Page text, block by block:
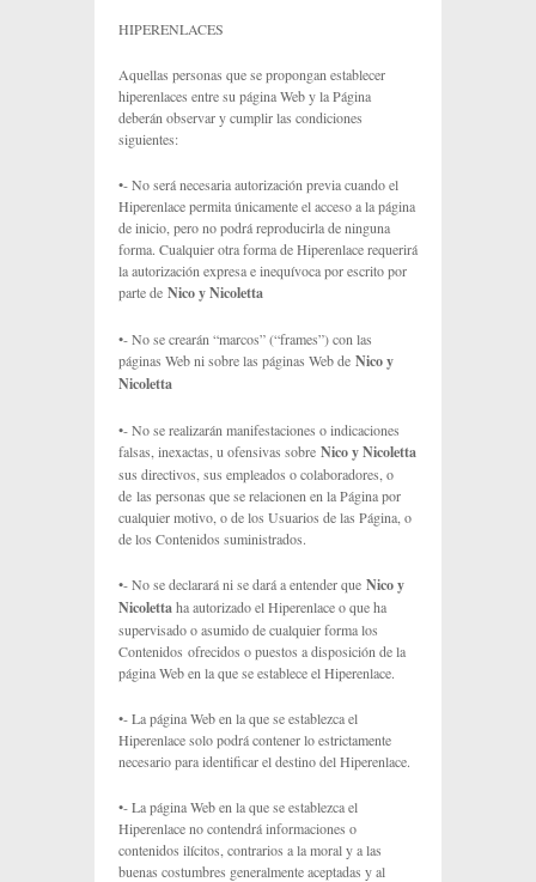
HIPERENLACES
Aquellas personas que se propongan establecer
hiperenlaces entre su página Web y la Página
deberán observar y cumplir las condiciones
siguientes:
•- No será necesaria autorización previa cuando el
Hiperenlace permita únicamente el acceso a la página
de inicio, pero no podrá reproducirla de ninguna
forma. Cualquier otra forma de Hiperenlace requerirá
la autorización expresa e inequívoca por escrito por
parte de Nico y Nicoletta
•- No se crearán “marcos” (“frames”) con las
páginas Web ni sobre las páginas Web de Nico y
Nicoletta
•- No se realizarán manifestaciones o indicaciones
falsas, inexactas, u ofensivas sobre Nico y Nicoletta
sus directivos, sus empleados o colaboradores, o
de las personas que se relacionen en la Página por
cualquier motivo, o de los Usuarios de las Página, o
de los Contenidos suministrados.
•- No se declarará ni se dará a entender que Nico y
Nicolettaha autorizado el Hiperenlace o que ha
supervisado o asumido de cualquier forma los
Contenidos ofrecidos o puestos a disposición de la
página Web en la que se establece el Hiperenlace.
•- La página Web en la que se establezca el
Hiperenlace solo podrá contener lo estrictamente
necesario para identificar el destino del Hiperenlace.
•- La página Web en la que se establezca el
Hiperenlace no contendrá informaciones o
contenidos ilícitos, contrarios a la moral y a las
buenas costumbres generalmente aceptadas y al